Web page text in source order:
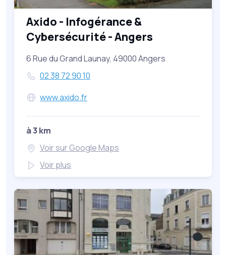
Axido - Infogérance &
Cybersécurité - Angers
6 Rue du Grand Launay, 49000 Angers
02 38 72 90 10
www.axido.fr
à 3 km
Voir sur Google Maps
Voir plus